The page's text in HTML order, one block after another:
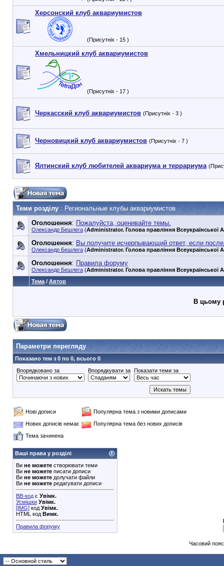
Херсонский клуб аквариумистов
(Присутніх - 15 )
Хмельницкий клуб аквариумистов
(Присутніх - 17 )
Черкасский клуб аквариумистов (Присутніх - 3 )
Черновицкий клуб аквариумистов (Присутніх - 7 )
Ялтинский клуб любителей аквариума и террариума
Теми розділу : Региональные клубы аквариумистов
Оголошення: Пожалуйста, оценивайте темы.
Олександр Бешлега (Administrator. Голова правління Всеукраїнської
Оголошення: Вы получите исчерпывающий ответ, если
Олександр Бешлега (Administrator. Голова правління Всеукраїнської
Оголошення: Правила форуму
Олександр Бешлега (Administrator. Голова правління Всеукраїнської
Тема / Автор
В цьому
90353748e6549cd1148d01dde3b3bc75
Параметри перегляду
Показано тем з 0 по 0, всього 0
Впорядковано за
Впорядкувати за Показати теми за
Нові дописи
Популярна тема з новими дописами
Нових дописів немає
Популярна тема без нових дописів
Тема зачинена
Ваші права у розділі
Ви не можете створювати теми
Ви не можете писати дописи
Ви не можете долучати файли
Ви не можете редагувати дописи
BB-код є Увімк.
Усмішки Увімк.
[IMG] код Увімк.
HTML код Вимк.
Правила форуму
Часовий